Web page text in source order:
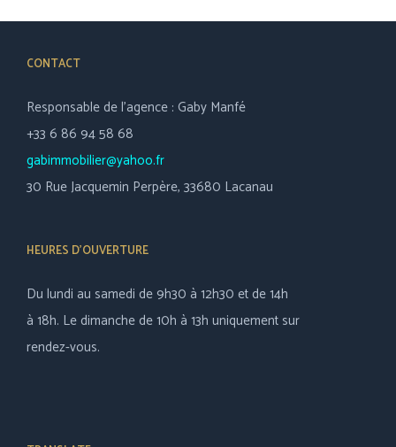
CONTACT
Responsable de l’agence : Gaby Manfé
+33 6 86 94 58 68
gabimmobilier@yahoo.fr
30 Rue Jacquemin Perpère, 33680 Lacanau
HEURES D’OUVERTURE
Du lundi au samedi de 9h30 à 12h30 et de 14h
à 18h. Le dimanche de 10h à 13h uniquement sur
rendez-vous.